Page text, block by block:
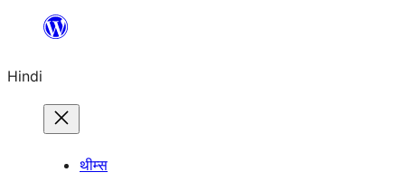
सामग्री
जाएं
Hindi
थीम्स